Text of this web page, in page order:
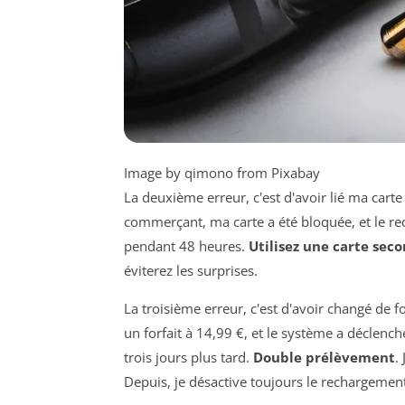
Image by qimono from Pixabay
La deuxième erreur, c'est d'avoir lié ma
commerçant, ma carte a été bloquée, et le
pendant 48 heures. Utilisez une carte
éviterez les surprises.
La troisième erreur, c'est d'avoir changé de
un forfait à 14,99 €, et le système a
trois jours plus tard. Double prélèvement.
Depuis, je désactive toujours le